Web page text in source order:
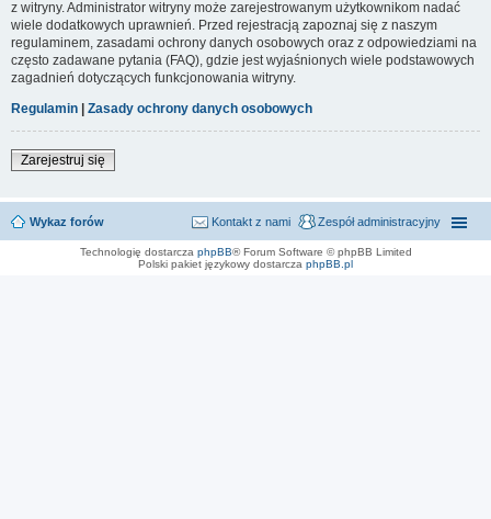
z witryny. Administrator witryny może zarejestrowanym użytkownikom nadać
wiele dodatkowych uprawnień. Przed rejestracją zapoznaj się z naszym
regulaminem, zasadami ochrony danych osobowych oraz z odpowiedziami na
często zadawane pytania (FAQ), gdzie jest wyjaśnionych wiele podstawowych
zagadnień dotyczących funkcjonowania witryny.
Regulamin | Zasady ochrony danych osobowych
Zarejestruj się
Wykaz forów Zespół administracyjny
Kontakt z nami
Technologię dostarcza phpBB® Forum Software © phpBB Limited
Polski pakiet językowy dostarcza phpBB.pl